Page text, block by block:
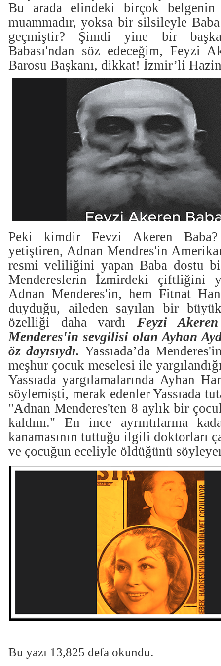
Bu arada elindeki birçok belgenin
muammadır, yoksa bir silsileyle
geçmiştir? Şimdi yine bir
Babası'ndan söz edeceğim, Feyzi
Barosu Başkanı, dikkat! İzmir’li
Peki kimdir Fevzi Akeren Baba?
yetiştiren, Adnan Mendres'in
resmi veliliğini yapan Baba dostu
Mendereslerin İzmirdeki çiftliğini
Adnan Menderes'in, hem Fitnat
duyduğu, aileden sayılan bir
özelliği daha vardı Feyzi
Menderes'in sevgilisi olan Ayhan
öz dayısıydı. Yassıada’da
meşhur çocuk meselesi ile
Yassıada yargılamalarında Ayhan
söylemişti, merak edenler Yassıada
"Adnan Menderes'ten 8 aylık bir
kaldım." En ince ayrıntılarına
kanamasının tuttuğu ilgili doktorları
ve çocuğun eceliyle öldüğünü
Bu yazı 13,825 defa okundu.